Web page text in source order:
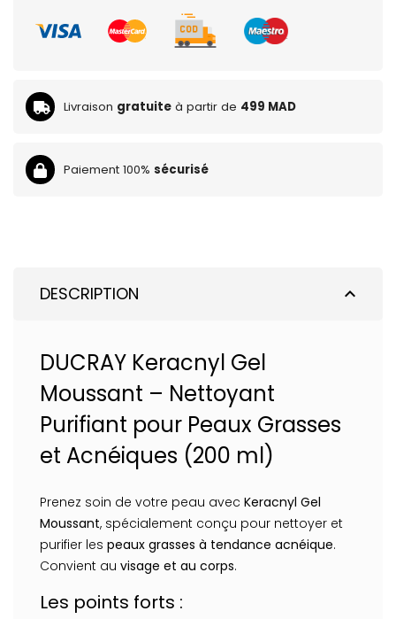
Livraison gratuite à partir de 499 MAD
Paiement 100% sécurisé
expand_less
DESCRIPTION
DUCRAY Keracnyl Gel
Moussant – Nettoyant
Purifiant pour Peaux Grasses
et Acnéiques (200 ml)
Prenez soin de votre peau avec Keracnyl Gel
Moussant, spécialement conçu pour nettoyer et
purifier les peaux grasses à tendance acnéique.
Convient au visage et au corps.
Les points forts :